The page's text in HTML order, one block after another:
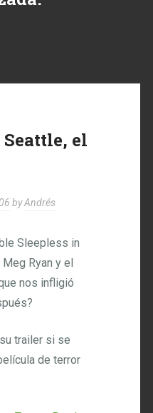
el
byAndrés
Sleepless in
Ryan y el
nos infligió
trailer si se
de terror